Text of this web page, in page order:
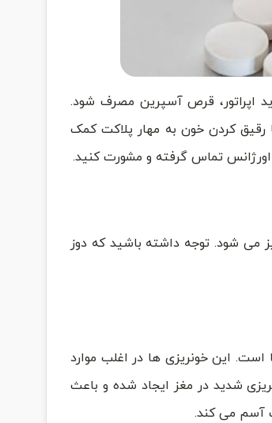
اپراتور، قرص آسپرین مصرف شود.
کردن خون به مهار پلاکت کمک
اورژانس تماس گرفته و مشورت کنید.
می شود. توجه داشته باشید که دوز
این خونریزی ها در اغلب موارد
شدید در مغز ایجاد شده و باعث
آسم می کند.